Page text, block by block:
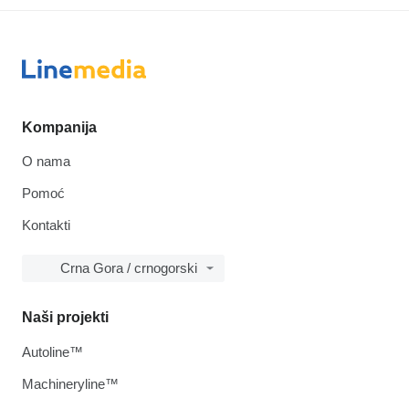
Kompanija
O nama
Pomoć
Kontakti
Crna Gora / crnogorski
Naši projekti
Autoline™
Machineryline™